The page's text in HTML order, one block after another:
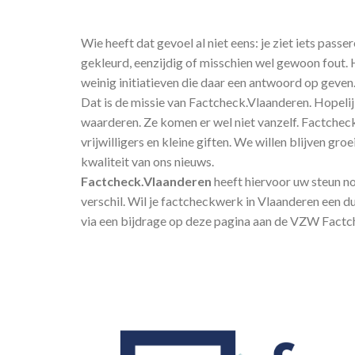
Wie heeft dat gevoel al niet eens: je ziet iets
gekleurd, eenzijdig of misschien wel gewoon fout.
weinig initiatieven die daar een antwoord op geven.
Dat is de missie van Factcheck.Vlaanderen.
waarderen. Ze komen er wel niet vanzelf.
vrijwilligers en kleine giften. We willen blijven
kwaliteit van ons nieuws.
Factcheck.Vlaanderen heeft hiervoor uw steun
verschil. Wil je factcheckwerk in Vlaanderen een
via een bijdrage op deze pagina aan de VZW